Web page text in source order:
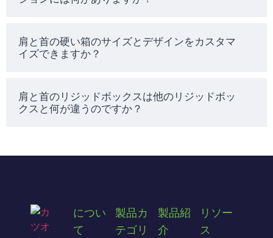
肩と首の硬い箱のサイズとデザインをカスタマ
イズできますか？
肩と首のリジッドボックスは他のリジッドボッ
クスと何が違うのですか？
につい
て
製品カ
テゴリ
製品紹
介
リソー
ス